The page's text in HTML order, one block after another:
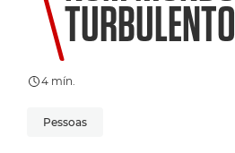
TURBULENTO
4 mín.
Pessoas